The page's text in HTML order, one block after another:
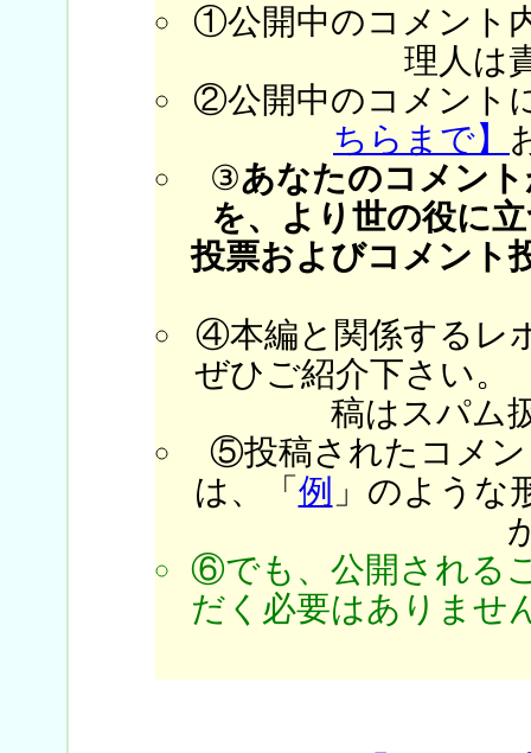
①公開中のコメント
理人は
②公開中のコメント
ちらまで】
③あなたのコメン
を、より世の役に
投票およびコメント
④本編と関係するレ
ぜひご紹介下さい。
稿はスパム
⑤投稿されたコメン
は、「 例 」のような
⑥でも、公開される
だく必要はありませ